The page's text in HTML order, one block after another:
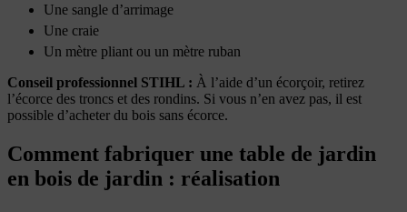
Une sangle d’arrimage
Une craie
Un mètre pliant ou un mètre ruban
Conseil professionnel STIHL : À l’aide d’un écorçoir, retirez
l’écorce des troncs et des rondins. Si vous n’en avez pas, il est
possible d’acheter du bois sans écorce.
Comment fabriquer une table de jardin
en bois de jardin : réalisation